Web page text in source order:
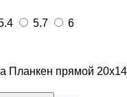
5.7
6
Планкен прямой